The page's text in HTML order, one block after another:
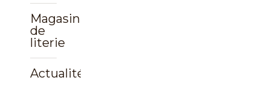
Magasin
de
literie
Actualités